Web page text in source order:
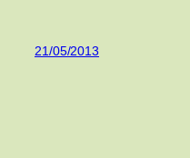
21/05/2013